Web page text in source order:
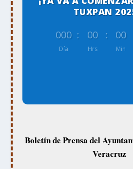
TUXPAN
000
Día
: 00
Hrs
: 00
Min
Boletín de Prensa del
Veracruz